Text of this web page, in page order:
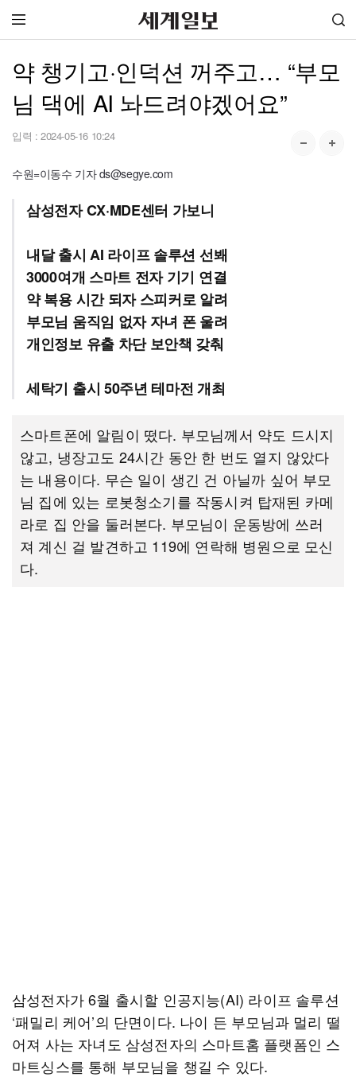
약 챙기고·인덕션 꺼주고… “부모
님 댁에 AI 놔드려야겠어요”
입력 : 2024-05-16 10:24
수원=이동수 기자 ds@segye.com
삼성전자 CX·MDE센터 가보니
내달 출시 AI 라이프 솔루션 선봬
3000여개 스마트 전자 기기 연결
약 복용 시간 되자 스피커로 알려
부모님 움직임 없자 자녀 폰 울려
개인정보 유출 차단 보안책 갖춰
세탁기 출시 50주년 테마전 개최
스마트폰에 알림이 떴다. 부모님께서 약도 드시지
않고, 냉장고도 24시간 동안 한 번도 열지 않았다
는 내용이다. 무슨 일이 생긴 건 아닐까 싶어 부모
님 집에 있는 로봇청소기를 작동시켜 탑재된 카메
라로 집 안을 둘러본다. 부모님이 운동방에 쓰러
져 계신 걸 발견하고 119에 연락해 병원으로 모신
다.
삼성전자가 6월 출시할 인공지능(AI) 라이프 솔루션
‘패밀리 케어’의 단면이다. 나이 든 부모님과 멀리 떨
어져 사는 자녀도 삼성전자의 스마트홈 플랫폼인 스
마트싱스를 통해 부모님을 챙길 수 있다.